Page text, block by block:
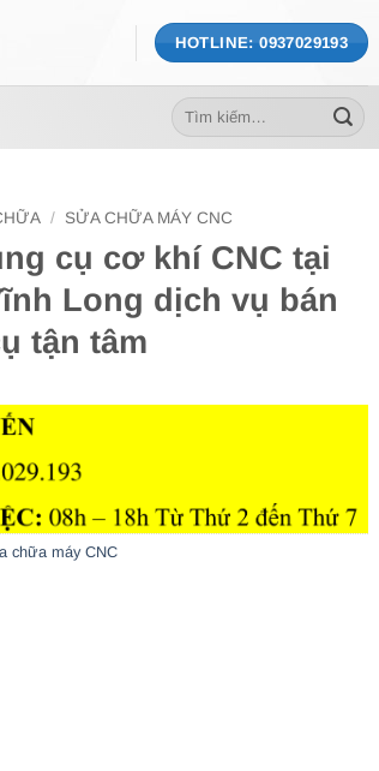
HOTLINE: 0937029193
Tìm
kiếm:
/ SỬA CHỮA MÁY CNC
cụ cơ khí CNC tại
Long dịch vụ bán
tận tâm
chữa máy CNC